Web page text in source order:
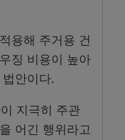
용해 주거용 건
징 비용이 높아
안이다.
지극히 주관
어긴 행위라고